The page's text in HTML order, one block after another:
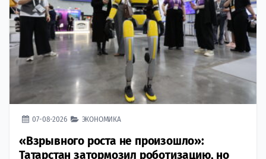
07-08-2026 ЭКОНОМИКА
«Взрывного роста не произошло»:
Татарстан затормозил роботизацию, но